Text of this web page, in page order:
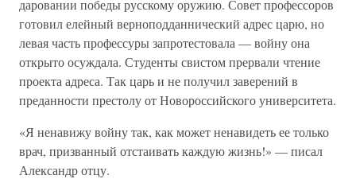
даровании победы русскому оружию. Совет профессоров
готовил елейный верноподданнический адрес царю, но
левая часть профессуры запротестовала — войну она
открыто осуждала. Студенты свистом прервали чтение
проекта адреса. Так царь и не получил заверений в
преданности престолу от Новороссийского университета.
«Я ненавижу войну так, как может ненавидеть ее только
врач, призванный отстаивать каждую жизнь!» — писал
Александр отцу.